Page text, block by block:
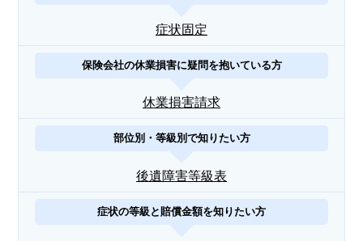
症状固定
保険会社の休業損害に疑問を抱いている方
休業損害請求
部位別・等級別で知りたい方
後遺障害等級表
症状の等級と賠償金額を知りたい方